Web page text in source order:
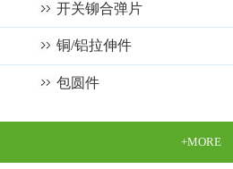
新能源汽车线束端子
微型马达冲压件
开关铆合弹片
铜/铝拉伸件
包圆件
屏蔽罩加工
+MORE